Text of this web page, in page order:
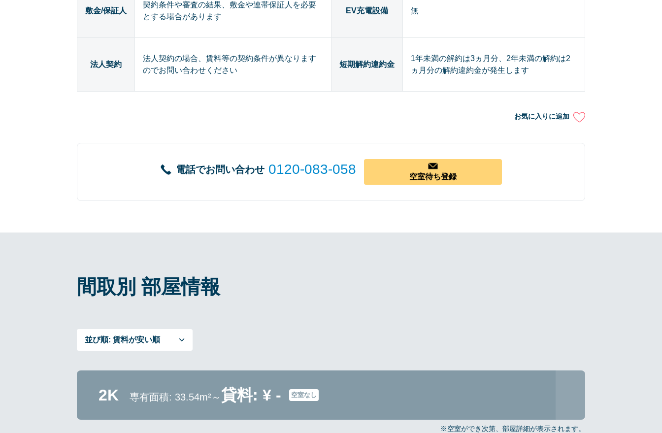
敷金/保証人
契約条件や審査の結果、敷金や連帯保証人を必要
とする場合があります
EV充電設備 無
法人契約
法人契約の場合、賃料等の契約条件が異なります
のでお問い合わせください
短期解約違約金
1年未満の解約は3ヵ月分、2年未満の解約は2
ヵ月分の解約違約金が発生します
お気に入りに追加
電話でお問い合わせ 0120-083-058 空室待ち登録
間取別 部屋情報
並び順: 賃料が安い順
2K 専有面積: 33.54m²～貸料: ¥ - 空室なし
※空室ができ次第、部屋詳細が表示されます。